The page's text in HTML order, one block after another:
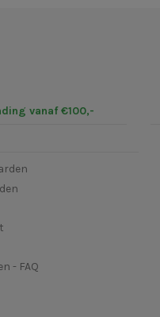
vanaf €100,-
- FAQ